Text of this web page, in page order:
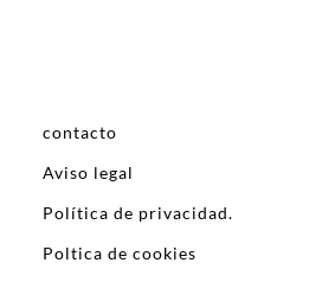
contacto
Aviso legal
Política de privacidad.
Poltica de cookies